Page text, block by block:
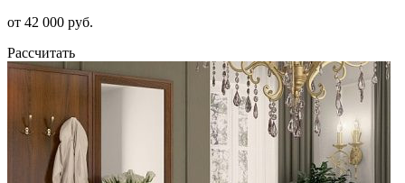
от 42 000 руб.
Рассчитать